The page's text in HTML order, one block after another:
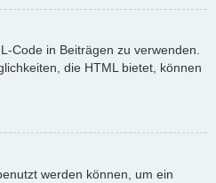
Code in Beiträgen zu verwenden.
die HTML bietet, können
werden können, um ein